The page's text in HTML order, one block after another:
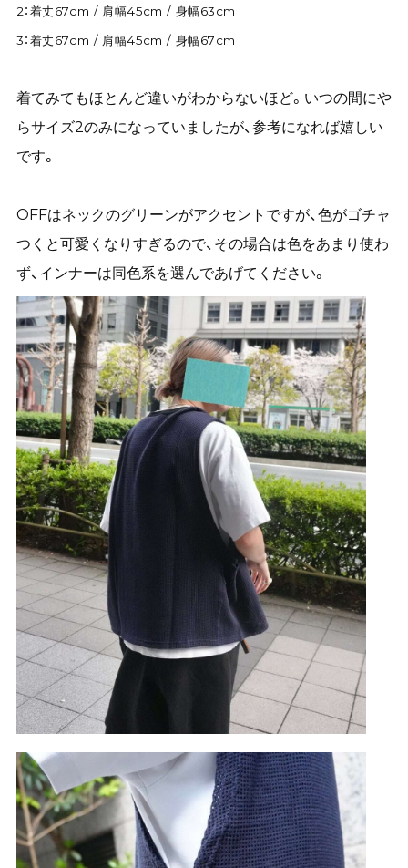
2：着丈67cm / 肩幅45cm / 身幅63cm
3：着丈67cm / 肩幅45cm / 身幅67cm
着てみてもほとんど違いがわからないほど。いつの間にや
らサイズ2のみになっていましたが、参考になれば嬉しい
です。
OFFはネックのグリーンがアクセントですが、色がゴチャ
つくと可愛くなりすぎるので、その場合は色をあまり使わ
ず、インナーは同色系を選んであげてください。